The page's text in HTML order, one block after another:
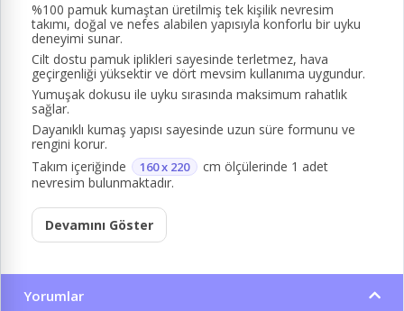
%100 pamuk kumaştan üretilmiş tek kişilik nevresim
takımı, doğal ve nefes alabilen yapısıyla konforlu bir uyku
deneyimi sunar.
Cilt dostu pamuk iplikleri sayesinde terletmez, hava
geçirgenliği yüksektir ve dört mevsim kullanıma uygundur.
Yumuşak dokusu ile uyku sırasında maksimum rahatlık
sağlar.
Dayanıklı kumaş yapısı sayesinde uzun süre formunu ve
rengini korur.
Takım içeriğinde
160 x 220
cm ölçülerinde 1 adet
nevresim bulunmaktadır.
Devamını Göster
Yorumlar